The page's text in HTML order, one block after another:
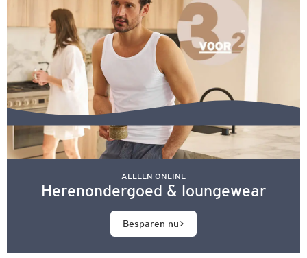
ALLEEN ONLINE
Herenondergoed & loungewear
Besparen nu